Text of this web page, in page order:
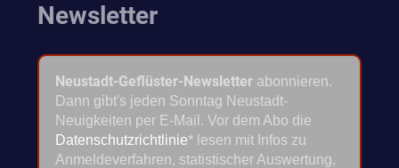
Newsletter
Neustadt-Geflüster-Newsletter abonnieren.
Dann gibt's jeden Sonntag Neustadt-
Neuigkeiten per E-Mail. Vor dem Abo die
Datenschutzrichtlinie* lesen mit Infos zu
Anmeldeverfahren, statistischer Auswertung,